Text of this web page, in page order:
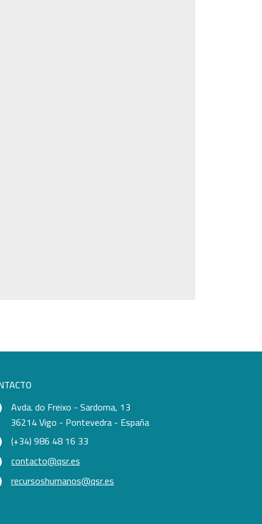
Avda. do Freixo - Sardoma, 13
36214 Vigo - Pontevedra - España
(+34) 986 48 16 33
contacto@qsr.es
recursoshumanos@qsr.es